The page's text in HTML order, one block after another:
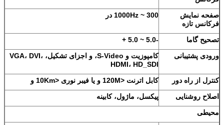
صفحه نمایش
فرکانس تازه
300 ~ 1000Hz در
تصحیح گاما
-5.0 ~ 5.0 +
ورودی پشتیبانی
کامپوزیت و S-Video، و اجزای تشکیل، VGA، DVI،
HDMI، HD_SDI
کنترل از راه دور
کابل اترنت <120M و یا فیبر نوری <10Km و
اصلاح روشنایی
پیکسل، ماژول، کابینه
محیطی